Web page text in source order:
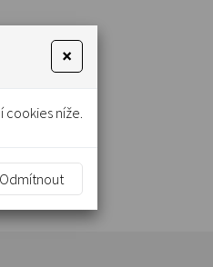
×
cookies níže.
Odmítnout